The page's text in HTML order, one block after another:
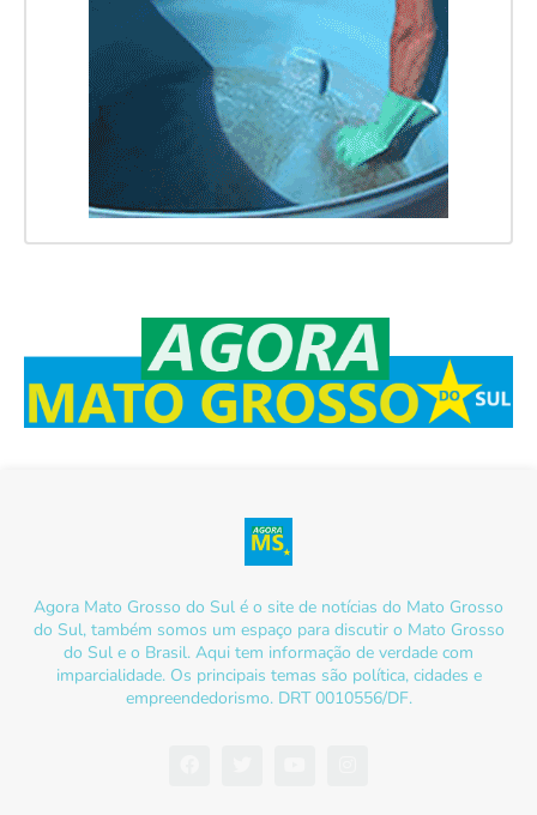
Agora Mato Grosso do Sul é o site de notícias do Mato Grosso
do Sul, também somos um espaço para discutir o Mato Grosso
do Sul e o Brasil. Aqui tem informação de verdade com
imparcialidade. Os principais temas são política, cidades e
empreendedorismo. DRT 0010556/DF.